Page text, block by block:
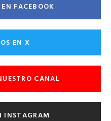
FACEBOOK
EN X
CANAL
INSTAGRAM